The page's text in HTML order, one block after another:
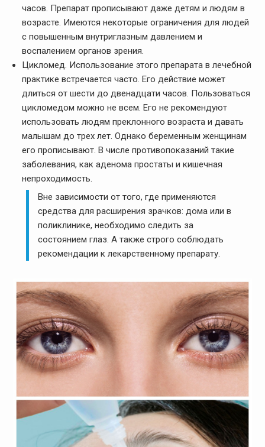
часов. Препарат прописывают даже детям и людям в
возрасте. Имеются некоторые ограничения для людей
с повышенным внутриглазным давлением и
воспалением органов зрения.
Цикломед. Использование этого препарата в лечебной
практике встречается часто. Его действие может
длиться от шести до двенадцати часов. Пользоваться
цикломедом можно не всем. Его не рекомендуют
использовать людям преклонного возраста и давать
малышам до трех лет. Однако беременным женщинам
его прописывают. В числе противопоказаний такие
заболевания, как аденома простаты и кишечная
непроходимость.
Вне зависимости от того, где применяются
средства для расширения зрачков: дома или в
поликлинике, необходимо следить за
состоянием глаз. А также строго соблюдать
рекомендации к лекарственному препарату.